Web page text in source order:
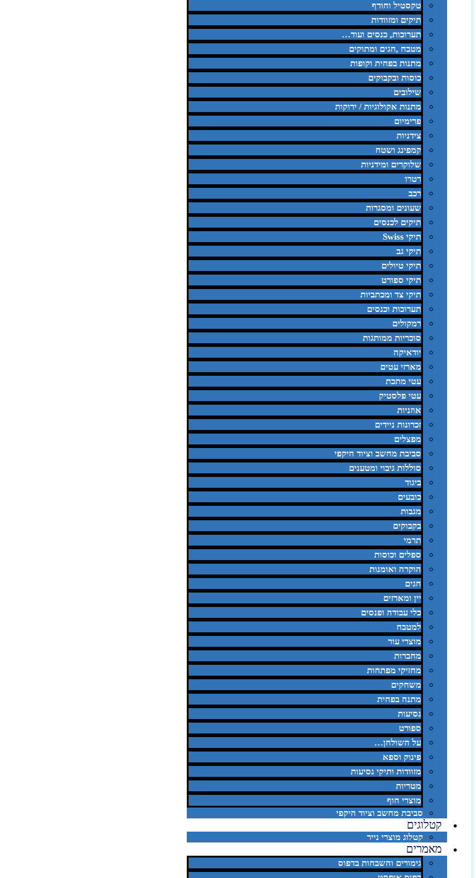
טקסטיל וחורף
תיקים ומזוודות
תערוכות, כנסים ועוד…
מטבח ,חגים ומתוקים
מתנות בפחית וקופות
כוסות ובקבוקים
שילובים
מתנות אקולוגיות / ירוקות
פרימיום
צידניות
קמפינג ושטח
שלוקרים ומידניות
רטרו
רכב
שעונים ומסגרות
תיקים לכנסים
תיקי Swiss
תיקי גב
תיקי טיולים
תיקי ספורט
תיקי צד ומכתביות
תערוכות וכנסים
רמקולים
סוכריות ממותגות
יודאיקה
מארזי עטים
עטי מתכת
עטי פלסטיק
אוזניות
זכרונות ניידים
מפצלים
סביבת מחשב וציוד היקפי
סוללות גיבוי ומטענים
ביגוד
כובעים
מגבות
בקבוקים
תרמי
ספלים וכוסות
הוקרה ואומנות
חגים
יין ומארזים
כלי עבודה ופנסים
למטבח
מוצרי עור
מחברות
מחזיקי מפתחות
משחקים
מתנה בפחית
נסיעות
ספורט
על השולחן…
פינוק וספא
מזוודות ותיקי נסיעות
מטריות
מוצרי חוף
סביבת מחשב וציוד היקפי
קטלוגים
קטלוג מוצרי נייר
מאמרים
גימורים והשבחות בדפוס